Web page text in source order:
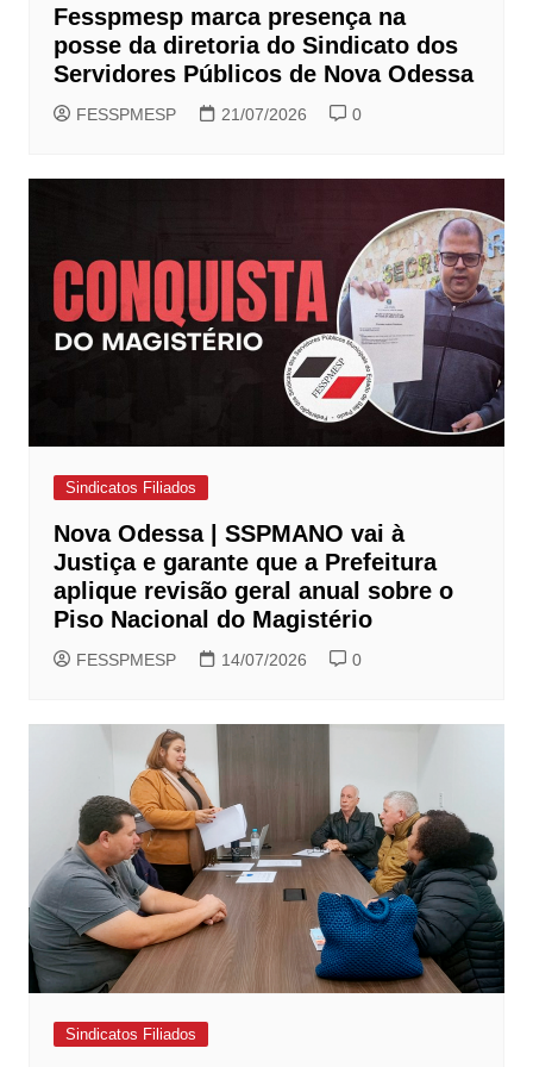
Fesspmesp marca presença na
posse da diretoria do Sindicato dos
Servidores Públicos de Nova Odessa
FESSPMESP 21/07/2026 0
Sindicatos Filiados
Nova Odessa | SSPMANO vai à
Justiça e garante que a Prefeitura
aplique revisão geral anual sobre o
Piso Nacional do Magistério
FESSPMESP 14/07/2026 0
Sindicatos Filiados